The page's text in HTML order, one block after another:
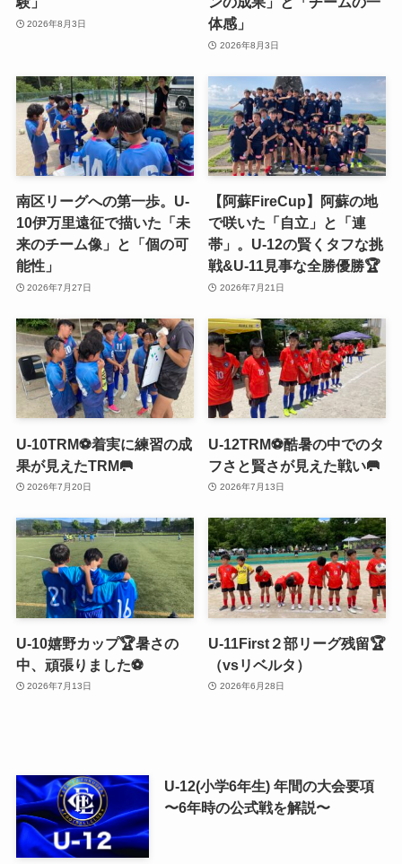
2026年8月3日
体感」
2026年8月3日
南区リーグへの第一歩。U-
10伊万里遠征で描いた「未
来のチーム像」と「個の可
能性」
2026年7月27日
【阿蘇FireCup】阿蘇の地
で咲いた「自立」と「連
帯」。U-12の賢くタフな挑
戦&U-11見事な全勝優勝🏆
2026年7月21日
U-10TRM⚽️着実に練習の成
果が見えたTRM🥅
2026年7月20日
U-12TRM⚽️酷暑の中でのタ
フさと賢さが見えた戦い🥅
2026年7月13日
U-10嬉野カップ🏆暑さの
中、頑張りました⚽️
2026年7月13日
U-11First２部リーグ残留🏆
（vsリベルタ）
2026年6月28日
U-12(小学6年生) 年間の大会要項
〜6年時の公式戦を解説〜